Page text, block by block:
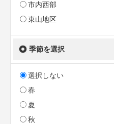
市内西部
東山地区
季節を選択
選択しない
春
夏
秋